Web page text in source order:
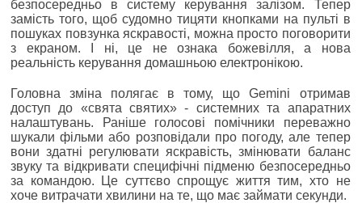
безпосередньо в систему керування залізом. Тепер
замість того, щоб судомно тицяти кнопками на пульті в
пошуках повзунка яскравості, можна просто поговорити
з екраном. І ні, це не ознака божевілля, а нова
реальність керування домашньою електронікою.
Головна зміна полягає в тому, що Gemini отримав
доступ до «свята святих» - системних та апаратних
налаштувань. Раніше голосові помічники переважно
шукали фільми або розповідали про погоду, але тепер
вони здатні регулювати яскравість, змінювати баланс
звуку та відкривати специфічні підменю безпосередньо
за командою. Це суттєво спрощує життя тим, хто не
хоче витрачати хвилини на те, що має займати секунди.